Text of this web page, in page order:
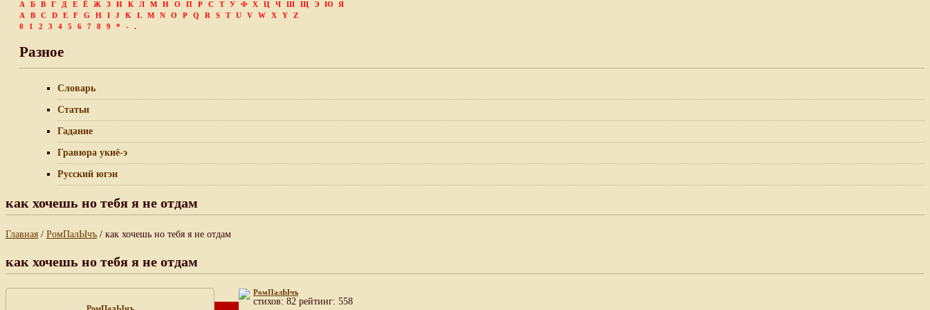
А Б В Г Д Е Ё Ж З И К Л М Н О П Р С Т У Ф Х Ц Ч Ш Щ Э Ю
Я
A
B C D E F G H I J K L M N O P Q R S T U V W X Y
Z
0
1 2 3 4 5 6 7 8 9 * - .
Разное
Словарь
Статьи
Гадание
Гравюра укиё-э
Русский югэн
как хочешь но тебя я не отдам
Главная / РомПалЫчъ / как хочешь но тебя я не отдам
как хочешь но тебя я не отдам
РомПалЫчъ
cтихов: 82 рейтинг: 558